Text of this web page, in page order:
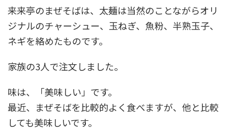
来来亭のまぜそばは、太麺は当然のことながらオリ
ジナルのチャーシュー、玉ねぎ、魚粉、半熟玉子、
ネギを絡めたものです。
家族の3人で注文しました。
味は、「美味しい」です。
最近、まぜそばを比較的よく食べますが、他と比較
しても美味しいです。